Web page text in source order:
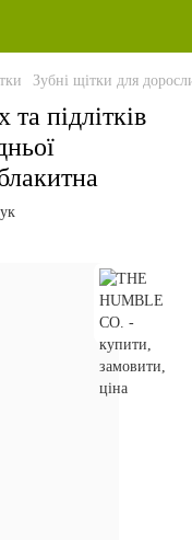
Зубні щітки для
підлітків